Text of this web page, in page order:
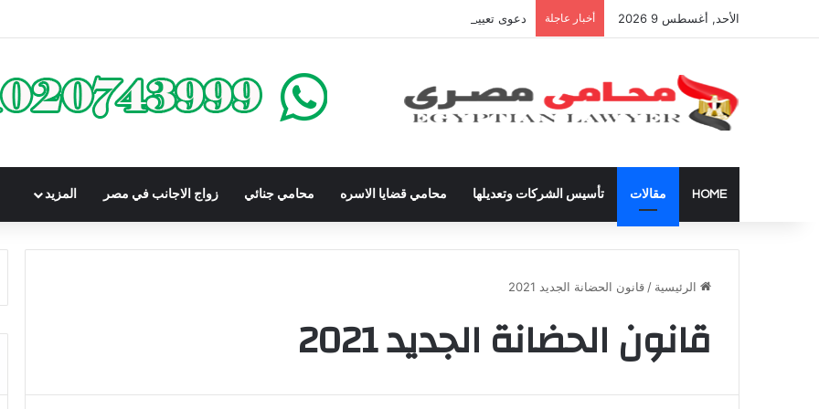
الأحد, أغسطس 9 2026 أخبار عاجلة دعوى تعيين قيم على المحكوم عليه بعقوبة سالبة للحرية | الشروط والصيغة القانونية
HOME مقالات تأسيس الشركات وتعديلها محامي قضايا الاسره محامي جنائي زواج الاجانب في مصر المزيد
الرئيسية / قانون الحضانة الجديد 2021
قانون الحضانة الجديد 2021